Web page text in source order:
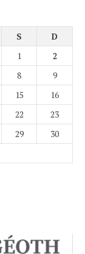
S
D
1
2
8
9
15
16
22
23
29
30